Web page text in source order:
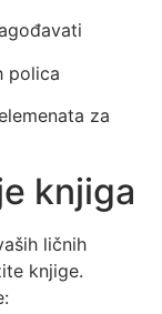
polica
za
knjiga
ličnih
knjige.